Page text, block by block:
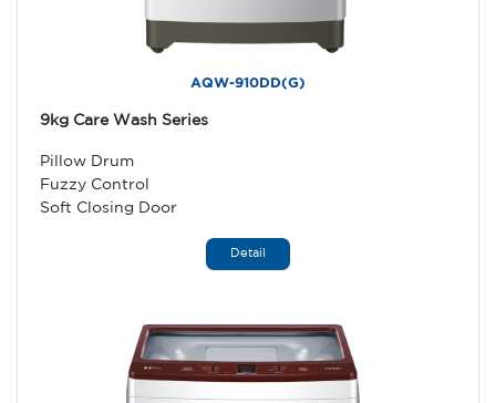
AQW-910DD(G)
9kg Care Wash Series
Pillow Drum
Fuzzy Control
Soft Closing Door
Detail